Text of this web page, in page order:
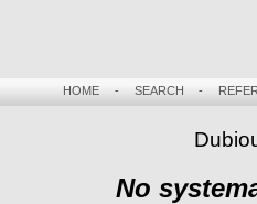
HOME- SEARCH -
No